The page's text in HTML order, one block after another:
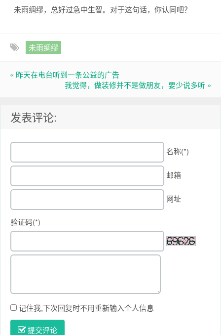
未雨绸缪，总好过急中生智。对于这句话，你认同吧？
未雨绸缪
« 昨天在电台听到一条公益的广告
我觉得，做装修并不是做朋友，要少说多听 »
发表评论:
名称(*)
邮箱
网址
验证码(*)
记住我,下次回复时不用重新输入个人信息
提交评论